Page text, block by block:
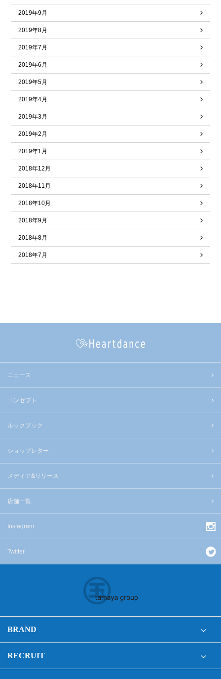
2019年9月
2019年8月
2019年7月
2019年6月
2019年5月
2019年4月
2019年3月
2019年2月
2019年1月
2018年12月
2018年11月
2018年10月
2018年9月
2018年8月
2018年7月
ニュース
コンセプト
ルックブック
ショップレター
メディア&リリース
店舗一覧
Instagram
Twitter
BRAND
RECRUIT